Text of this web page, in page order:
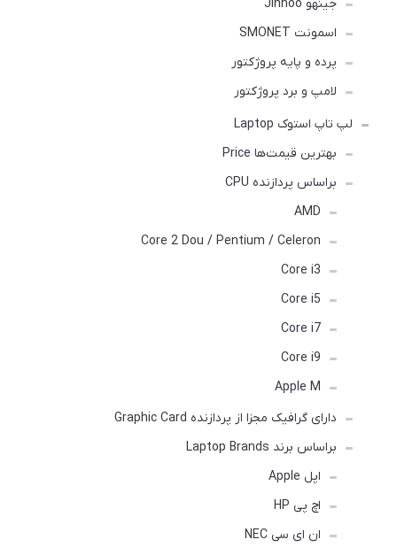
جینهو Jinhoo
اسمونت SMONET
پرده و پایه پروژکتور
لامپ و برد پروژکتور
لپ تاپ استوک Laptop
بهترین قیمت‌ها Price
براساس پردازنده CPU
AMD
Core 2 Dou / Pentium / Celeron
Core i3
Core i5
Core i7
Core i9
Apple M
دارای گرافیک مجزا از پردازنده Graphic Card
براساس برند Laptop Brands
اپل Apple
اچ پی HP
ان ای سی NEC